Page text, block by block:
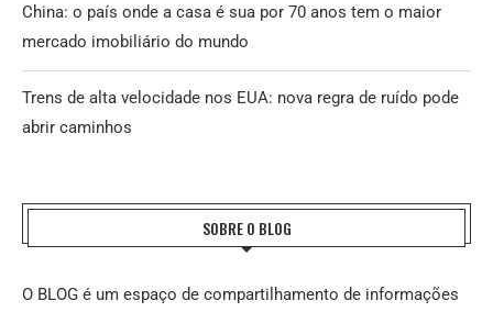
China: o país onde a casa é sua por 70 anos tem o maior
mercado imobiliário do mundo
Trens de alta velocidade nos EUA: nova regra de ruído pode
abrir caminhos
SOBRE O BLOG
O BLOG é um espaço de compartilhamento de informações